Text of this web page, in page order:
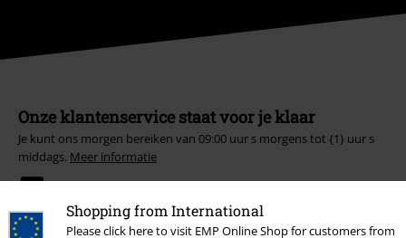
Shopping from International
Please click here to visit EMP Online Shop for customers from
Onze klantenservice staat voor je klaar
Je kunt ons morgen bereiken van 09:00 uur s morgens tot {1} uur s
middags. Meer informatie
Begin chat